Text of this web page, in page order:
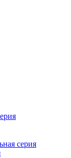
серия